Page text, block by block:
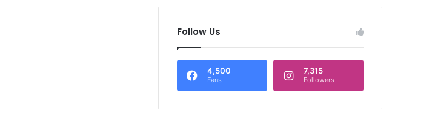
Follow Us
4,500
Fans
7,315
Followers